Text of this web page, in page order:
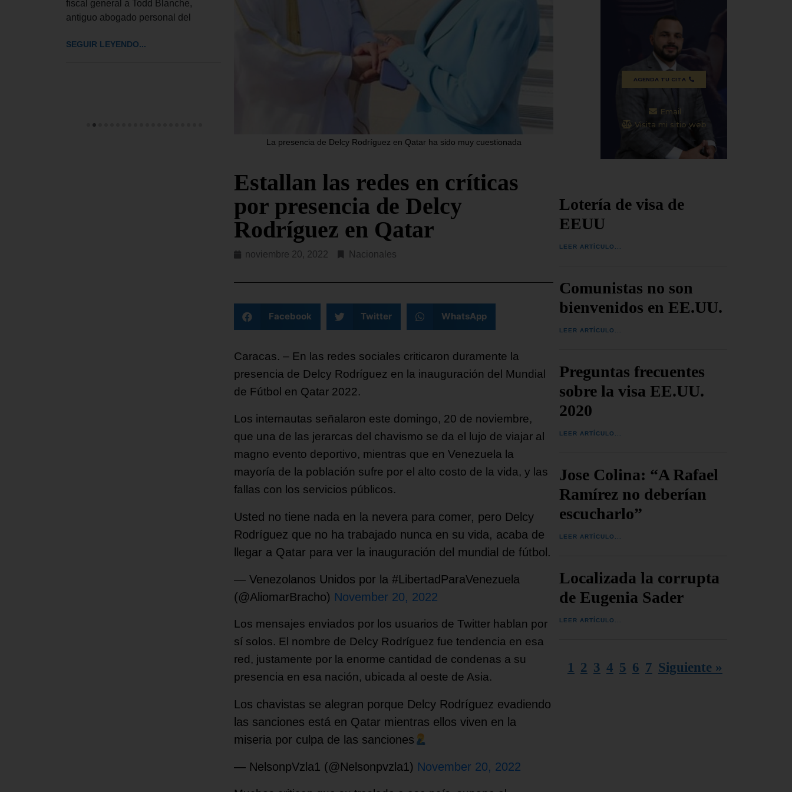
fiscal general a Todd Blanche,
antiguo abogado personal del
SEGUIR LEYENDO...
recientemente constituido
Rodríguez y de la ilegítima
Asamblea Nacional 2015 se
reunieron nuevamente
SEGUIR LEYENDO...
domiciliaria por razones políticas,
SEGUIR LEYENDO...
La presencia de Delcy Rodríguez en Qatar ha sido muy cuestionada
Estallan las redes en críticas
por presencia de Delcy
Rodríguez en Qatar
noviembre 20, 2022 Nacionales
Facebook Twitter WhatsApp
Caracas. – En las redes sociales criticaron duramente la
presencia de Delcy Rodríguez en la inauguración del Mundial
de Fútbol en Qatar 2022.
Los internautas señalaron este domingo, 20 de noviembre,
que una de las jerarcas del chavismo se da el lujo de viajar al
magno evento deportivo, mientras que en Venezuela la
mayoría de la población sufre por el alto costo de la vida, y las
fallas con los servicios públicos.
Usted no tiene nada en la nevera para comer, pero Delcy
Rodríguez que no ha trabajado nunca en su vida, acaba de
llegar a Qatar para ver la inauguración del mundial de fútbol.
— Venezolanos Unidos por la #LibertadParaVenezuela
(@AliomarBracho) November 20, 2022
Los mensajes enviados por los usuarios de Twitter hablan por
sí solos. El nombre de Delcy Rodríguez fue tendencia en esa
red, justamente por la enorme cantidad de condenas a su
presencia en esa nación, ubicada al oeste de Asia.
Los chavistas se alegran porque Delcy Rodríguez evadiendo
las sanciones está en Qatar mientras ellos viven en la
miseria por culpa de las sanciones
— NelsonpVzla1 (@Nelsonpvzla1) November 20, 2022
AGENDA TU CITA
Email
Visita mi sitio web
Lotería de visa de
EEUU
LEER ARTÍCULO...
Comunistas no son
bienvenidos en EE.UU.
LEER ARTÍCULO...
Preguntas frecuentes
sobre la visa EE.UU.
2020
LEER ARTÍCULO...
Jose Colina: “A Rafael
Ramírez no deberían
escucharlo”
LEER ARTÍCULO...
Localizada la corrupta
de Eugenia Sader
LEER ARTÍCULO...
1 2 3 4 5 6 7 Siguiente »